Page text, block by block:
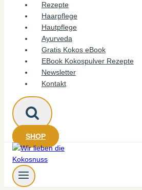
Rezepte
Haarpflege
Hautpflege
Ayurveda
Gratis Kokos eBook
EBook Kokospulver Rezepte
Newsletter
Kontakt
SHOP